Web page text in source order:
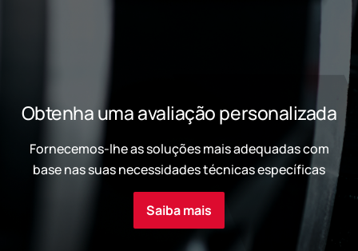
Obtenha uma avaliação personalizada
Fornecemos-lhe as soluções mais adequadas com
base nas suas necessidades técnicas específicas
Saiba mais